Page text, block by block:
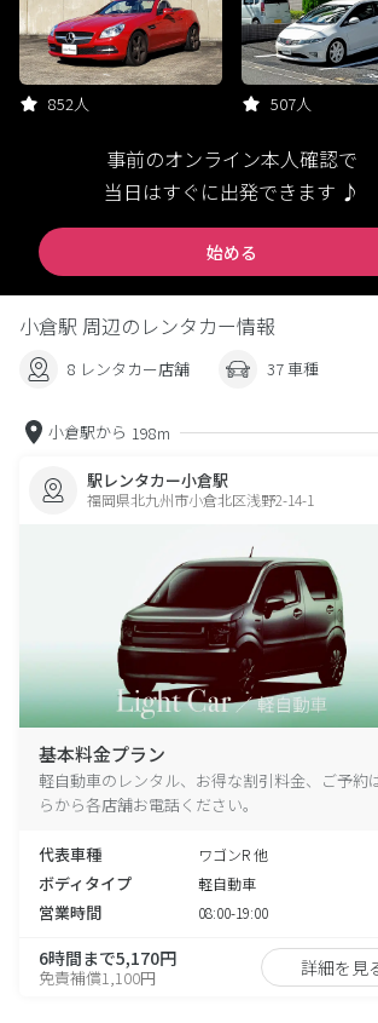
852人 507人
事前のオンライン本人確認で
当日はすぐに出発できます ♪
始める
小倉駅 周辺のレンタカー情報
8 レンタカー店舗 37 車種
小倉駅から 198m
駅レンタカー小倉駅
福岡県北九州市小倉北区浅野2-14-1
基本料金プラン
軽自動車のレンタル、お得な割引料金、ご予約
らから各店舗お電話ください。
代表車種 ワゴンR 他
ボディタイプ 軽自動車
営業時間 08:00-19:00
6時間まで5,170円
免責補償1,100円 詳細を見